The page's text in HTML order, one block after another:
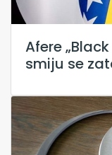
Afere
smiju se